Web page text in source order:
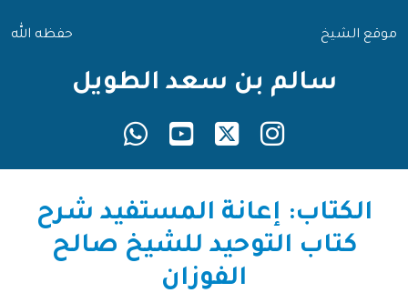
موقع الشيخ حفظه الله
سالم بن سعد الطويل
الكتاب: إعانة المستفيد شرح
كتاب التوحيد للشيخ صالح
الفوزان